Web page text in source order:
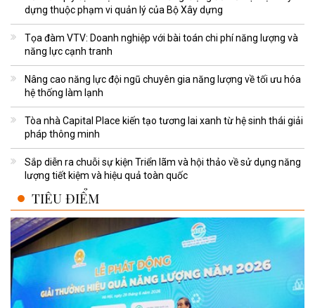
dựng thuộc phạm vi quản lý của Bộ Xây dựng
Tọa đàm VTV: Doanh nghiệp với bài toán chi phí năng lượng và
năng lực cạnh tranh
Nâng cao năng lực đội ngũ chuyên gia năng lượng về tối ưu hóa
hệ thống làm lạnh
Tòa nhà Capital Place kiến tạo tương lai xanh từ hệ sinh thái giải
pháp thông minh
Sắp diễn ra chuỗi sự kiện Triển lãm và hội thảo về sử dụng năng
lượng tiết kiệm và hiệu quả toàn quốc
TIÊU ĐIỂM